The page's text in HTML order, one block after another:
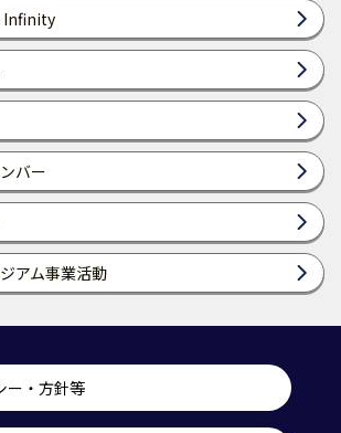
Infinity
バー
アム事業活動
ー・方針等